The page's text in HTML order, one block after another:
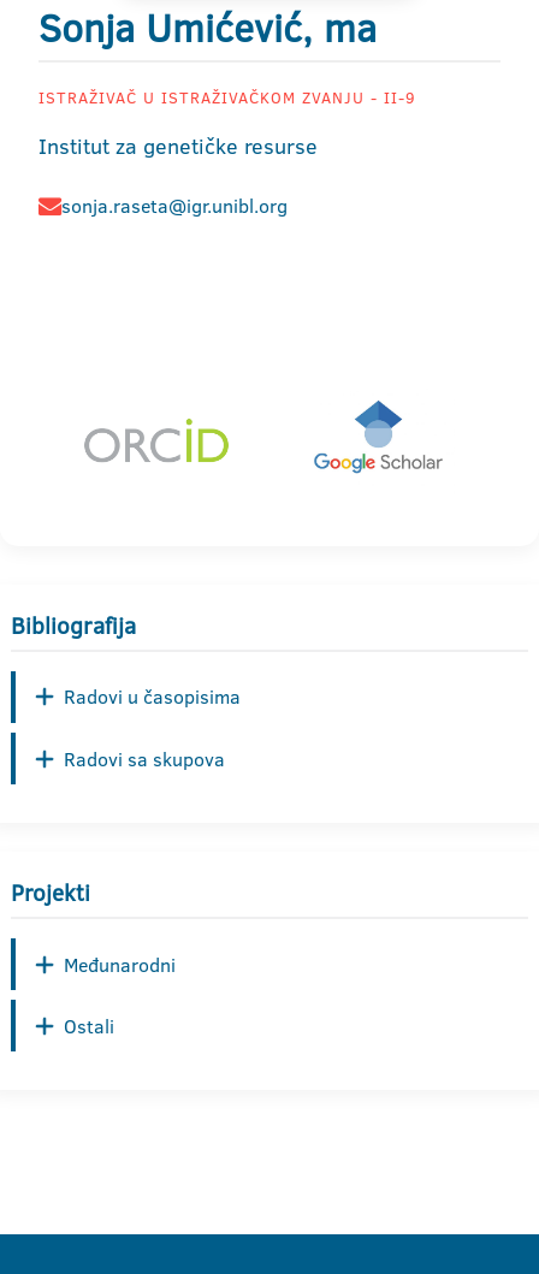
Sonja Umićević, ma
ISTRAŽIVAČ U ISTRAŽIVAČKOM ZVANJU - II-9
Institut za genetičke resurse
sonja.raseta@igr.unibl.org
Bibliografija
Radovi u časopisima
Radovi sa skupova
Projekti
Međunarodni
Ostali